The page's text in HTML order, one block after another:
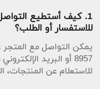
1. كيف أستطيع
للاستفسار أو الطلب؟
8957 أو البريد الإلكتروني
للاستعلام عن المنتجات،